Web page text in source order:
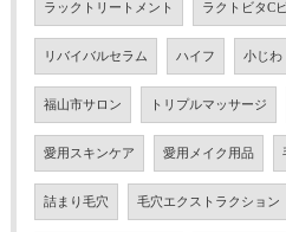
ラックトリートメント ラクトビタC
リバイバルセラム ハイフ 小じわ
福山市サロン トリプルマッサージ
愛用スキンケア 愛用メイク用品
詰まり毛穴 毛穴エクストラクション